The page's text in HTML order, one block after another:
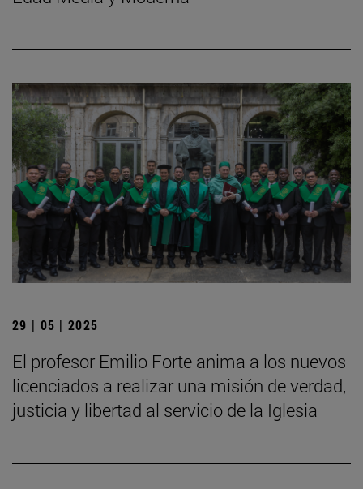
29 | 05 | 2025
El profesor Emilio Forte anima a los nuevos
licenciados a realizar una misión de verdad,
justicia y libertad al servicio de la Iglesia